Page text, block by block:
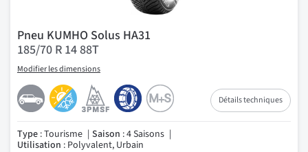
Pneu KUMHO Solus HA31
185/70 R 14 88T
Modifier les dimensions
Détails techniques
Type : Tourisme Saison : 4 Saisons
Utilisation : Polyvalent, Urbain